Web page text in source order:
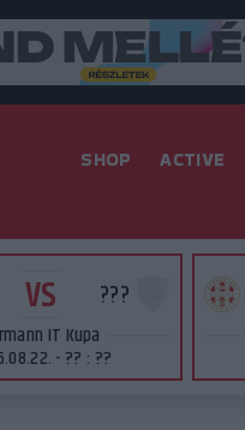
SHOP ACTIVE
VS ???
IT Kupa
- ?? : ??